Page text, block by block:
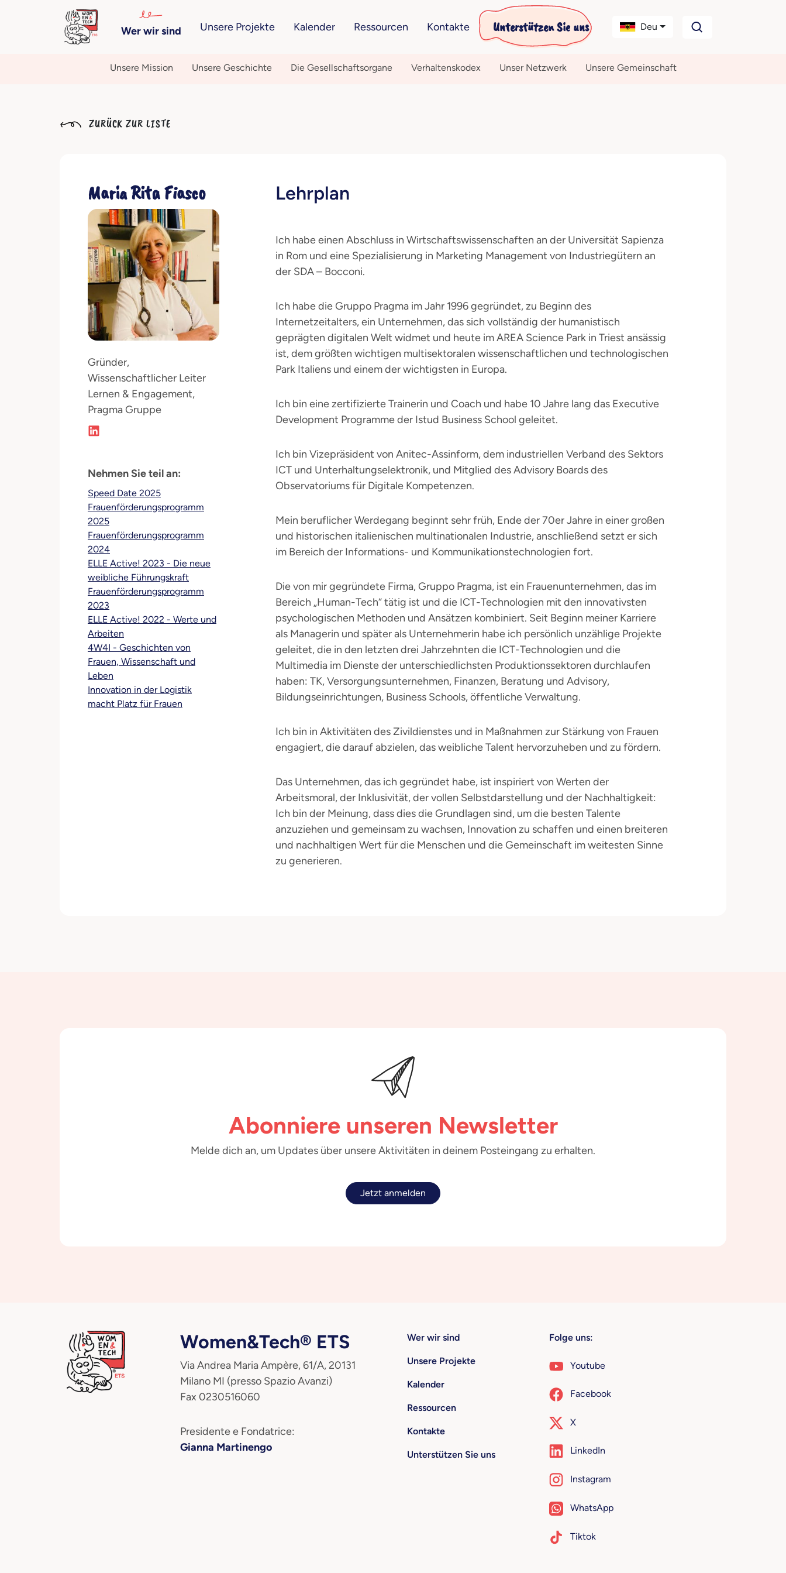
Wer wir sind Unsere Projekte Kalender Ressourcen Kontakte Unterstützen Sie uns Deu
Unsere Mission Unsere Geschichte Die Gesellschaftsorgane Verhaltenskodex Unser Netzwerk Unsere Gemeinschaft
ZURÜCK ZUR LISTE
Maria Rita Fiasco
Gründer,
Wissenschaftlicher Leiter
Lernen & Engagement,
Pragma Gruppe
Nehmen Sie teil an:
Speed Date 2025
Frauenförderungsprogramm
2025
Frauenförderungsprogramm
2024
ELLE Active! 2023 - Die neue
weibliche Führungskraft
Frauenförderungsprogramm
2023
ELLE Active! 2022 - Werte und
Arbeiten
4W4I - Geschichten von
Frauen, Wissenschaft und
Leben
Innovation in der Logistik
macht Platz für Frauen
Lehrplan
Ich habe einen Abschluss in Wirtschaftswissenschaften an der Universität Sapienza
in Rom und eine Spezialisierung in Marketing Management von Industriegütern an
der SDA – Bocconi.
Ich habe die Gruppo Pragma im Jahr 1996 gegründet, zu Beginn des
Internetzeitalters, ein Unternehmen, das sich vollständig der humanistisch
geprägten digitalen Welt widmet und heute im AREA Science Park in Triest ansässig
ist, dem größten wichtigen multisektoralen wissenschaftlichen und technologischen
Park Italiens und einem der wichtigsten in Europa.
Ich bin eine zertifizierte Trainerin und Coach und habe 10 Jahre lang das Executive
Development Programme der Istud Business School geleitet.
Ich bin Vizepräsident von Anitec-Assinform, dem industriellen Verband des Sektors
ICT und Unterhaltungselektronik, und Mitglied des Advisory Boards des
Observatoriums für Digitale Kompetenzen.
Mein beruflicher Werdegang beginnt sehr früh, Ende der 70er Jahre in einer großen
und historischen italienischen multinationalen Industrie, anschließend setzt er sich
im Bereich der Informations- und Kommunikationstechnologien fort.
Die von mir gegründete Firma, Gruppo Pragma, ist ein Frauenunternehmen, das im
Bereich „Human-Tech“ tätig ist und die ICT-Technologien mit den innovativsten
psychologischen Methoden und Ansätzen kombiniert. Seit Beginn meiner Karriere
als Managerin und später als Unternehmerin habe ich persönlich unzählige Projekte
geleitet, die in den letzten drei Jahrzehnten die ICT-Technologien und die
Multimedia im Dienste der unterschiedlichsten Produktionssektoren durchlaufen
haben: TK, Versorgungsunternehmen, Finanzen, Beratung und Advisory,
Bildungseinrichtungen, Business Schools, öffentliche Verwaltung.
Ich bin in Aktivitäten des Zivildienstes und in Maßnahmen zur Stärkung von Frauen
engagiert, die darauf abzielen, das weibliche Talent hervorzuheben und zu fördern.
Das Unternehmen, das ich gegründet habe, ist inspiriert von Werten der
Arbeitsmoral, der Inklusivität, der vollen Selbstdarstellung und der Nachhaltigkeit:
Ich bin der Meinung, dass dies die Grundlagen sind, um die besten Talente
anzuziehen und gemeinsam zu wachsen, Innovation zu schaffen und einen breiteren
und nachhaltigen Wert für die Menschen und die Gemeinschaft im weitesten Sinne
zu generieren.
Abonniere unseren Newsletter
Melde dich an, um Updates über unsere Aktivitäten in deinem Posteingang zu erhalten.
Jetzt anmelden
Women&Tech® ETS
Via Andrea Maria Ampère, 61/A, 20131
Milano MI (presso Spazio Avanzi)
Fax 0230516060
Presidente e Fondatrice:
Gianna Martinengo
Wer wir sind
Unsere Projekte
Kalender
Ressourcen
Kontakte
Unterstützen Sie uns
Folge uns:
Youtube
Facebook
X
LinkedIn
Instagram
WhatsApp
Tiktok